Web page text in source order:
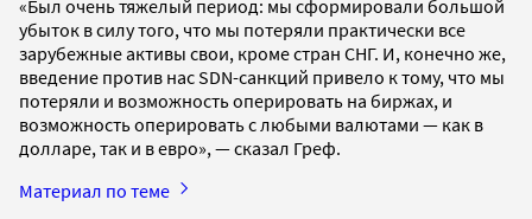
«Был очень тяжелый период: мы сформировали большой
убыток в силу того, что мы потеряли практически все
зарубежные активы свои, кроме стран СНГ. И, конечно же,
введение против нас SDN-санкций привело к тому, что мы
потеряли и возможность оперировать на биржах, и
возможность оперировать с любыми валютами — как в
долларе, так и в евро», — сказал Греф.
Материал по теме